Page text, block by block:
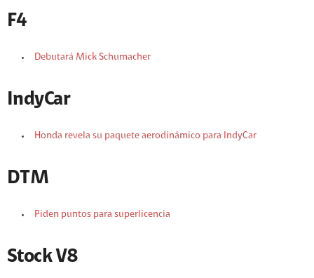
F4
Debutará Mick Schumacher
IndyCar
Honda revela su paquete aerodinámico para IndyCar
DTM
Piden puntos para superlicencia
Stock V8